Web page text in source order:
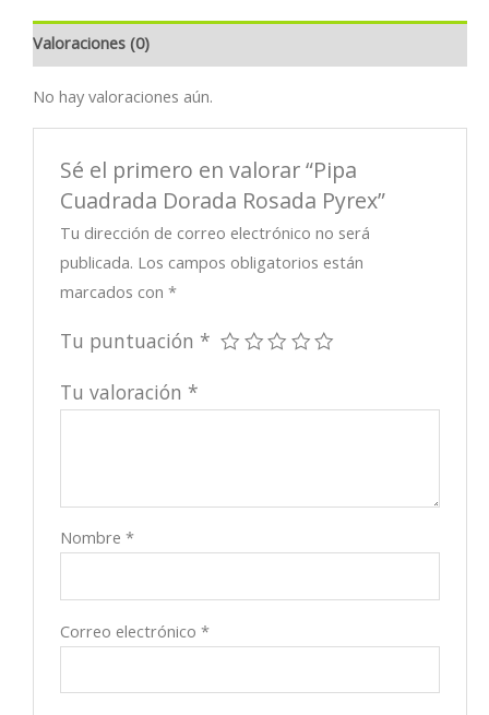
cantidad
Valoraciones (0)
No hay valoraciones aún.
Sé el primero en valorar “Pipa
Cuadrada Dorada Rosada Pyrex”
Tu dirección de correo electrónico no será
publicada. Los campos obligatorios están
marcados con*
Tu puntuación *
Tu valoración *
Nombre*
Correo electrónico*